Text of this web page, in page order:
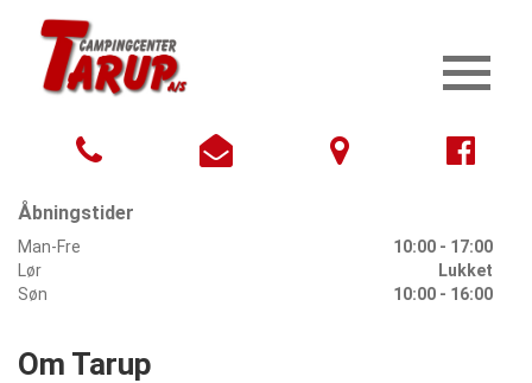
Åbningstider
Man-Fre
10:00 - 17:00
Lør
Lukket
Søn
10:00 - 16:00
Om Tarup